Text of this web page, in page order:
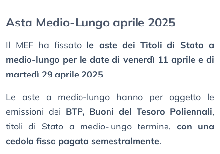
Asta Medio-Lungo aprile 2025
Il MEF ha fissato le aste dei Titoli di Stato a
medio-lungo per le date di venerdì 11 aprile e di
martedì 29 aprile 2025.
Le aste a medio-lungo hanno per oggetto le
emissioni dei BTP, Buoni del Tesoro Poliennali,
titoli di Stato a medio-lungo termine,con una
cedola fissa pagata semestralmente.